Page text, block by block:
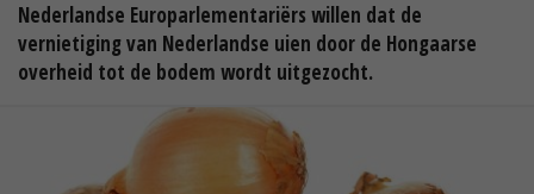
Nederlandse Europarlementariërs willen dat de
vernietiging van Nederlandse uien door de Hongaarse
overheid tot de bodem wordt uitgezocht.